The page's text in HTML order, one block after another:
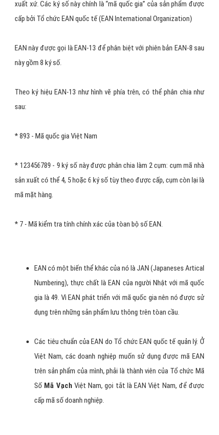
Hình 3: Phân loại mã vạch làm gì?
giống hệt như UPC nhưng về dung lượng nó gồm 13 ký số trong đó
2 hoặc 3 ký số đầu tiên là ký số “mốc”, dùng để biểu thị cho nước
xuất xứ. Các ký số này chính là “mã quốc gia” của sản phẩm được
cấp bởi Tổ chức EAN quốc tế (EAN International Organization)
EAN này được gọi là EAN-13 để phân biệt với phiên bản EAN-8 sau
này gồm 8 ký số.
Theo ký hiệu EAN-13 như hình vẽ phía trên, có thể phân chia như